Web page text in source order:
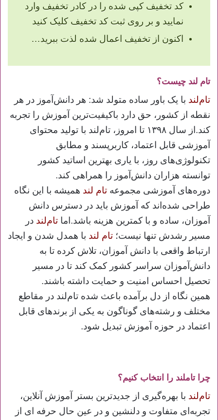
کد تخفیف کپی شده را در کادر تخفیف وارد
نمایید و بر روی ثبت کد تخفیف کلیک کنید
اکنون از تخفیف اعمال شده لذت ببرید…
تام لند چیست؟
تام‌لند با یک باور ساده متولد شد: هر دانش‌آموز در هر
نقطه از کشور، حق دارد باکیفیت‌ترین آموزش را تجربه
کند.
از سال ۱۳۹۸ تا امروز، تام‌لند با تولید محتوای
آموزشی قابل اعتماد، کاربرپسند و مطابق
تکنولوژی‌های روز، با یاری بهترین اساتید کشور
توانسته هزاران دانش‌آموز را همراهی کند.
دوره‌های آموزشی مجموعه تام لند همیشه با این نگاه
طراحی شده‌اند که آموزش باید در دسترس دانش
آموزان، ساده و با کمترین هزینه باشد. اما تام‌لند در
مسیر رشدش تنها نیست؛ تام لند با همدل شدن و ایجاد
ارتباط واقعی با دانش آموزان، تلاش کرده‌ تا به
دانش‌آموزان سراسر کشور کمک کند تا در مسیر
تحصیل احساس امنیت و حمایت داشته باشند.
همین نگاه از دل برآمده باعث شده تام‌لند در مقاطع
مختلف و رشته‌های گوناگون به یکی از برندهای قابل
اعتماد در حوزه آموزش تبدیل شود.
چرا تاملند را انتخاب کنیم؟
تام‌لند با بهره‌گیری از جدیدترین بستر آموزش آنلاین،
تجربه‌ای متفاوت و دلنشین و در عین حال حرفه ای از